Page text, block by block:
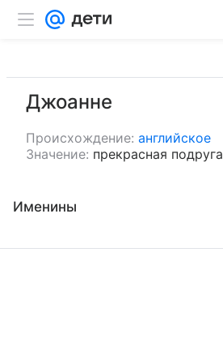
Джоанне
Происхождение: английское
Значение: прекрасная подруга
Именины